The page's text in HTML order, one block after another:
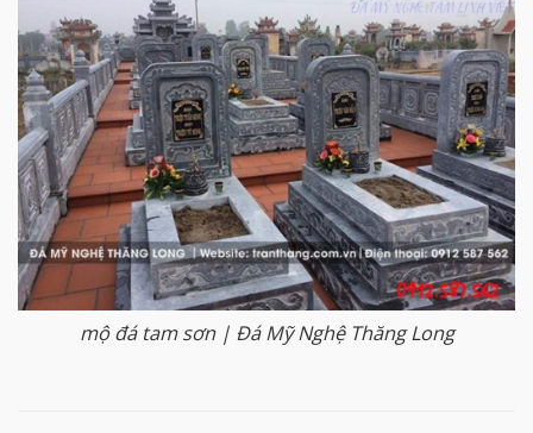
mộ đá tam sơn | Đá Mỹ Nghệ Thăng Long